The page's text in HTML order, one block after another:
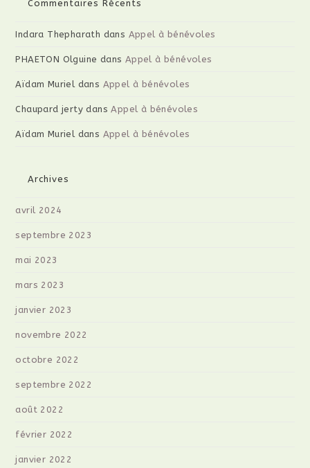
Commentaires Récents
Indara Thepharath dans Appel à bénévoles
PHAETON Olguine dans Appel à bénévoles
Aïdam Muriel dans Appel à bénévoles
Chaupard jerty dansAppel à bénévoles
Aïdam Muriel dans Appel à bénévoles
Archives
avril 2024
septembre 2023
mai 2023
mars 2023
janvier 2023
novembre 2022
octobre 2022
septembre 2022
août 2022
février 2022
janvier 2022